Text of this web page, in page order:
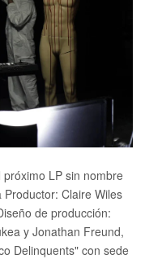
LP sin nombre
Claire Wiles
de producción:
y Jonathan Freund,
Delinquents" con sede